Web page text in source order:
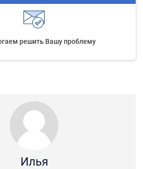
решить Вашу проблему
Илья